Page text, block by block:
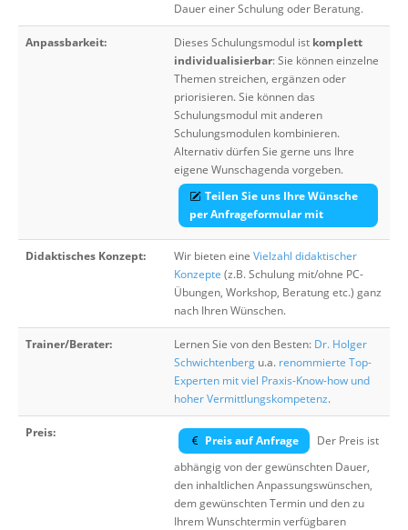
Dauer einer Schulung oder Beratung.
Anpassbarkeit: Dieses Schulungsmodul ist komplett
individualisierbar: Sie können einzelne
Themen streichen, ergänzen oder
priorisieren. Sie können das
Schulungsmodul mit anderen
Schulungsmodulen kombinieren.
Alternativ dürfen Sie gerne uns Ihre
eigene Wunschagenda vorgeben.
Teilen Sie uns Ihre Wünsche
per Anfrageformular mit
Didaktisches Konzept: Wir bieten eine Vielzahl didaktischer
Konzepte (z.B. Schulung mit/ohne PC-
Übungen, Workshop, Beratung etc.) ganz
nach Ihren Wünschen.
Trainer/Berater: Lernen Sie von den Besten: Dr. Holger
Schwichtenberg u.a. renommierte Top-
Experten mit viel Praxis-Know-how und
hoher Vermittlungskompetenz.
Preis:
Preis auf Anfrage
Der Preis ist
abhängig von der gewünschten Dauer,
den inhaltlichen Anpassungswünschen,
dem gewünschten Termin und den zu
Ihrem Wunschtermin verfügbaren